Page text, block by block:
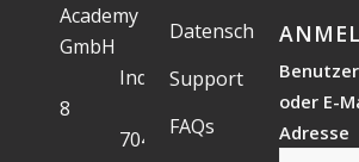
Academy
GmbH
Industriegelände
8
7041
Datenschutz
Support
FAQs
oder E-
Adresse